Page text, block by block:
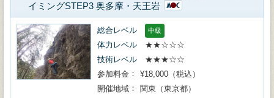
イミングSTEP3 奥多摩・天王岩
総合レベル 中級
体力レベル
★★☆☆☆
技術レベル
★★★☆☆
参加料金
¥18,000（税込）
開催地域
関東（東京都）